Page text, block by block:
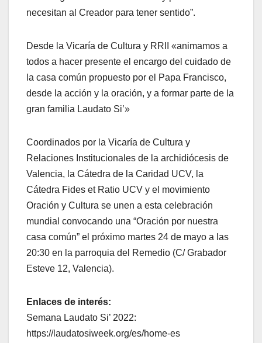
necesitan al Creador para tener sentido”.
Desde la Vicaría de Cultura y RRII «animamos a
todos a hacer presente el encargo del cuidado de
la casa común propuesto por el Papa Francisco,
desde la acción y la oración, y a formar parte de la
gran familia Laudato Si’»
Coordinados por la Vicaría de Cultura y
Relaciones Institucionales de la archidiócesis de
Valencia, la Cátedra de la Caridad UCV, la
Cátedra Fides et Ratio UCV y el movimiento
Oración y Cultura se unen a esta celebración
mundial convocando una “Oración por nuestra
casa común” el próximo martes 24 de mayo a las
20:30 en la parroquia del Remedio (C/ Grabador
Esteve 12, Valencia).
Enlaces de interés:
Semana Laudato Si’ 2022:
https://laudatosiweek.org/es/home-es